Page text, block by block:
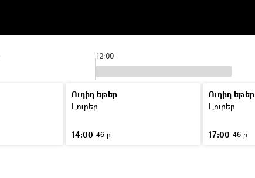
12:00
Ուղիղ եթեր
Լուրեր
14:00 46 ր
Ուղիղ եթեր
Լուրեր
17:00 46 ր